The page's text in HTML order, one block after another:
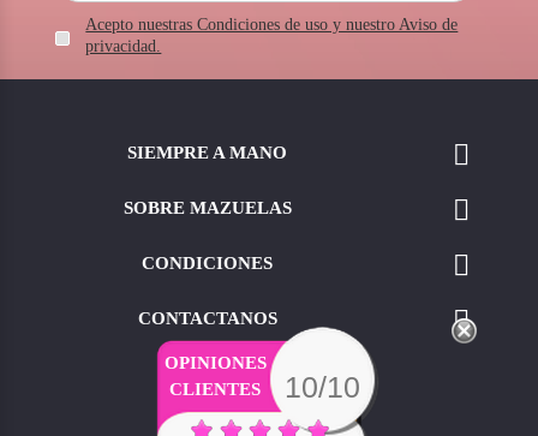
Acepto nuestras Condiciones de uso y nuestro Aviso de
privacidad.
SIEMPRE A MANO 
SOBRE MAZUELAS 
CONDICIONES 
CONTACTANOS 
OPINIONES
CLIENTES
10/10